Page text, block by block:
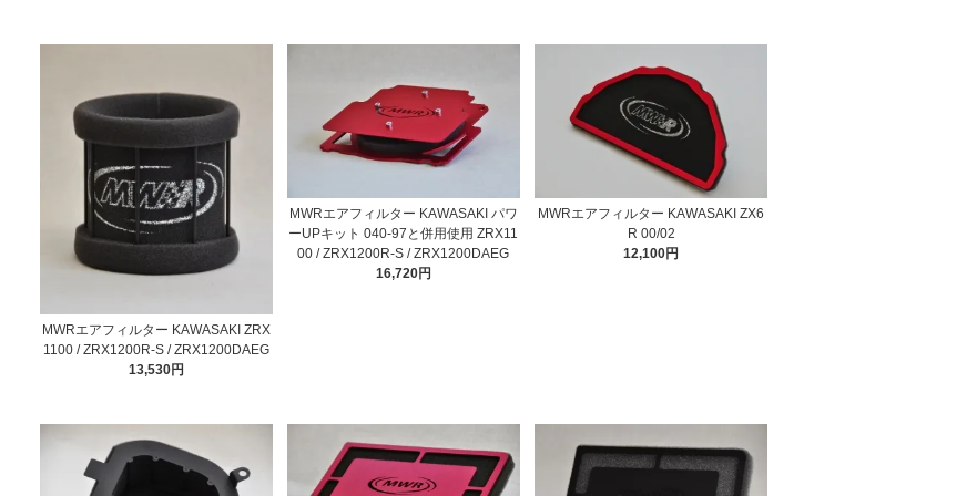
MWRエアフィルター KAWASAKI ZRX
1100 / ZRX1200R-S / ZRX1200DAEG
13,530円
MWRエアフィルター KAWASAKI パワ
ーUPキット 040-97と併用使用 ZRX11
00 / ZRX1200R-S / ZRX1200DAEG
16,720円
MWRエアフィルター KAWASAKI ZX6
R 00/02
12,100円